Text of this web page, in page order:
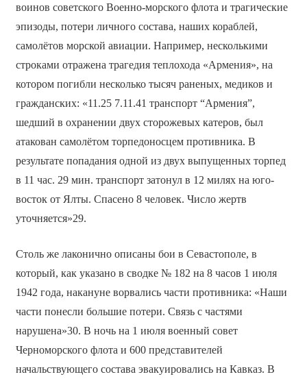
воинов советского Военно-морского флота и трагические
эпизоды, потери личного состава, наших кораблей,
самолётов морской авиации. Например, несколькими
строками отражена трагедия теплохода «Армения», на
котором погибли несколько тысяч раненых, медиков и
гражданских: «11.25 7.11.41 транспорт “Армения”,
шедший в охранении двух сторожевых катеров, был
атакован самолётом торпедоносцем противника. В
результате попадания одной из двух выпущенных торпед
в 11 час. 29 мин. транспорт затонул в 12 милях на юго-
восток от Ялты. Спасено 8 человек. Число жертв
уточняется»29.
Столь же лаконично описаны бои в Севастополе, в
который, как указано в сводке № 182 на 8 часов 1 июля
1942 года, накануне ворвались части противника: «Наши
части понесли большие потери. Связь с частями
нарушена»30. В ночь на 1 июля военный совет
Черноморского флота и 600 представителей
начальствующего состава эвакуировались на Кавказ. В